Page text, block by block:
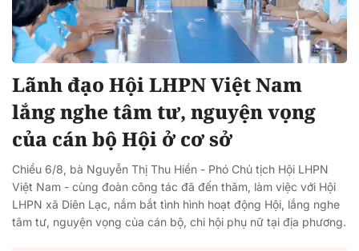
Lãnh đạo Hội LHPN Việt Nam
lắng nghe tâm tư, nguyện vọng
của cán bộ Hội ở cơ sở
Chiều 6/8, bà Nguyễn Thị Thu Hiền - Phó Chủ tịch Hội LHPN
Việt Nam - cùng đoàn công tác đã đến thăm, làm việc với Hội
LHPN xã Diên Lạc, nắm bắt tình hình hoạt động Hội, lắng nghe
tâm tư, nguyện vọng của cán bộ, chi hội phụ nữ tại địa phương.